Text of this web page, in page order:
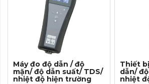
Máy đo độ dẫn / độ
mặn/ độ dẫn suất/ TDS/
nhiệt độ hiện trường
Thiết
dẫn/
nhiệt